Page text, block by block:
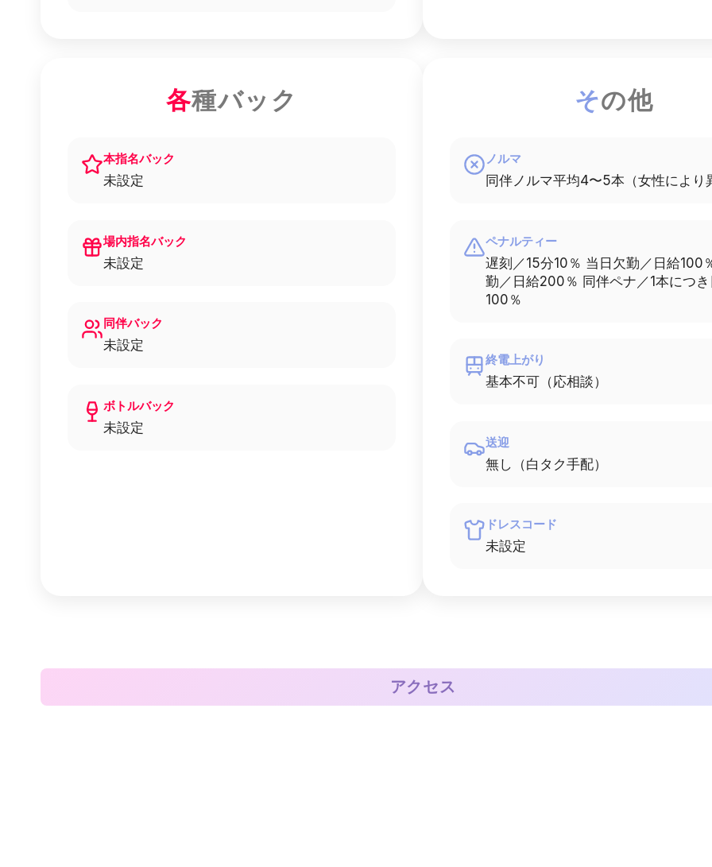
各種バック
本指名バック
未設定
場内指名バック
未設定
同伴バック
未設定
ボトルバック
未設定
その他
ノルマ
同伴ノルマ平均4〜5本（女性により
ペナルティー
遅刻／15分10％ 当日欠勤／日給100
勤／日給200％ 同伴ペナ／1本につ
100％
終電上がり
基本不可（応相談）
送迎
無し（白タク手配）
ドレスコード
未設定
アクセス